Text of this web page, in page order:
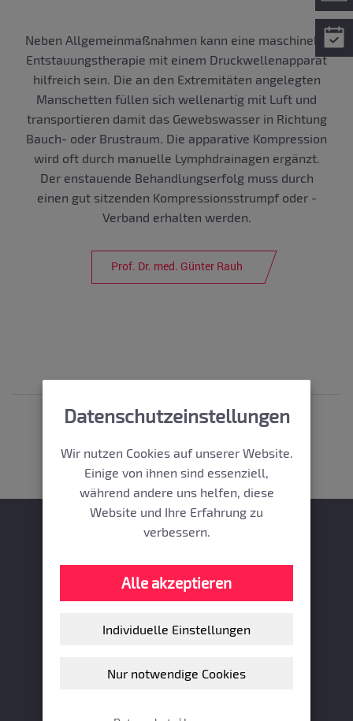
Neben Allgemeinmaßnahmen kann eine maschinelle
Entstauungstherapie mit einem Druckwellenapparat
hilfreich sein. Die an den Extremitäten angelegten
Manschetten füllen sich wellenartig mit Luft und
transportieren damit das Gewebswasser in Richtung
Bauch- oder Brustraum. Die apparative Kompression
wird oft durch manuelle Lymphdrainagen ergänzt.
Der enstauende Behandlungserfolg muss durch
einen gut sitzenden Kompressionsstrumpf oder -
Verband erhalten werden.
Prof. Dr. med. Günter Rauh
← Apoplex
Gefässzentrum
Promenadeplatz
Promenadeplatz 8 | 80333 München
Datenschutzeinstellungen
Wir nutzen Cookies auf unserer Website.
Einige von ihnen sind essenziell,
während andere uns helfen, diese
Website und Ihre Erfahrung zu
verbessern.
Alle akzeptieren
Individuelle Einstellungen
Nur notwendige Cookies